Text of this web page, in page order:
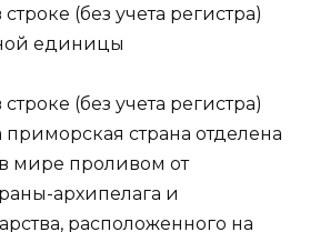
(без учета регистра)
единицы
(без учета регистра)
приморская страна отделена
мире проливом от
архипелага и
расположенного на